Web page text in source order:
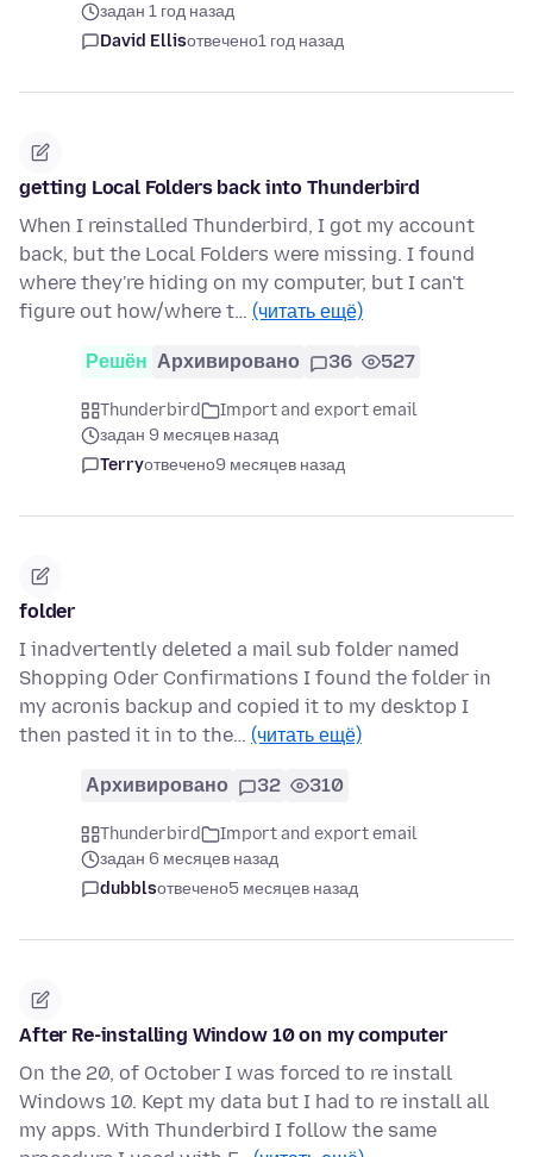
задан 1 год назад
David Ellisотвечено1 год назад
getting Local Folders back into Thunderbird
When I reinstalled Thunderbird, I got my account
back, but the Local Folders were missing. I found
where they're hiding on my computer, but I can't
figure out how/where t… (читать ещё)
Решён Архивировано 36 527
Thunderbird
Import and export email
задан 9 месяцев назад
Terryотвечено9 месяцев назад
folder
I inadvertently deleted a mail sub folder named
Shopping Oder Confirmations I found the folder in
my acronis backup and copied it to my desktop I
then pasted it in to the… (читать ещё)
Архивировано 32 310
Thunderbird
Import and export email
задан 6 месяцев назад
dubblsотвечено5 месяцев назад
After Re-installing Window 10 on my computer
On the 20, of October I was forced to re install
Windows 10. Kept my data but I had to re install all
my apps. With Thunderbird I follow the same